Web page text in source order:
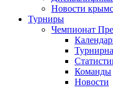
Новости
Турниры
Чемпионат
Команды
Новости